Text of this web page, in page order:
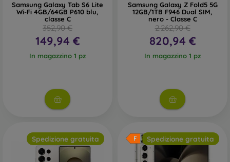
Samsung Galaxy Tab S6 Lite
Wi-Fi 4GB/64GB P610 blu,
classe C
352,90 €
149,94 €
In magazzino 1 pz
Samsung Galaxy Z Fold5 5G
12GB/1TB F946 Dual SIM,
nero - Classe C
2.262,90 €
820,94 €
In magazzino 1 pz
Spedizione gratuita Spedizione gratuita